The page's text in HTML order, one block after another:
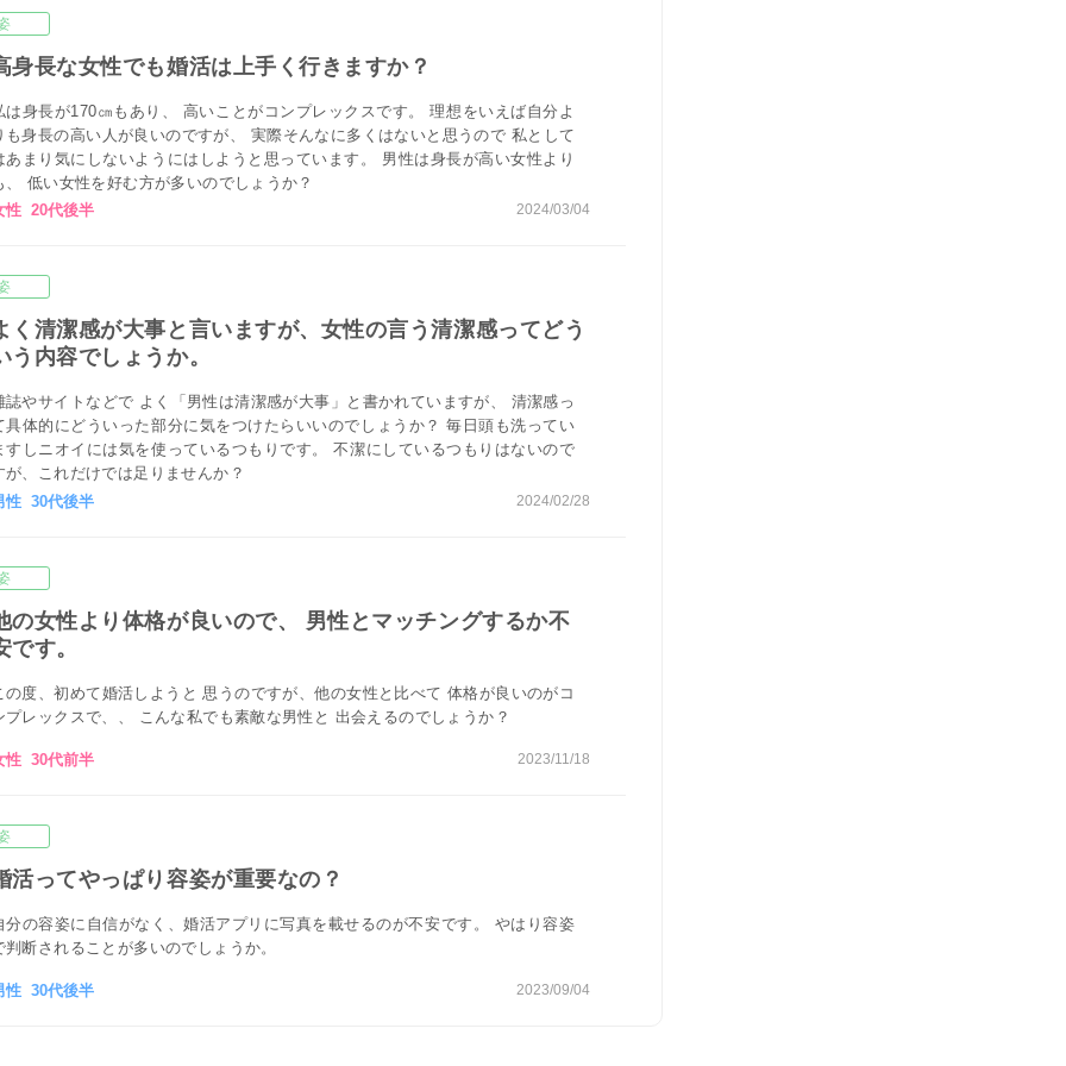
身長な女性でも婚活は上手く行きますか？
は身長が170㎝もあり、 高いことがコンプレックスです。 理想をいえば自分よ
も身長の高い人が良いのですが、 実際そんなに多くはないと思うので 私として
あまり気にしないようにはしようと思っています。 男性は身長が高い女性より
、 低い女性を好む方が多いのでしょうか？
性 20代後半
2024/03/04
く清潔感が大事と言いますが、女性の言う清潔感ってどう
う内容でしょうか。
誌やサイトなどで よく「男性は清潔感が大事」と書かれていますが、 清潔感っ
具体的にどういった部分に気をつけたらいいのでしょうか？ 毎日頭も洗ってい
すしニオイには気を使っているつもりです。 不潔にしているつもりはないので
が、これだけでは足りませんか？
性 30代後半
2024/02/28
の女性より体格が良いので、 男性とマッチングするか不
です。
の度、初めて婚活しようと 思うのですが、他の女性と比べて 体格が良いのがコ
プレックスで、、 こんな私でも素敵な男性と 出会えるのでしょうか？
性 30代前半 2023/11/18
活ってやっぱり容姿が重要なの？
分の容姿に自信がなく、婚活アプリに写真を載せるのが不安です。 やはり容姿
判断されることが多いのでしょうか。
性 30代後半 2023/09/04